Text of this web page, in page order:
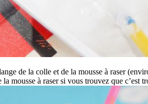
de la colle et de la mousse à raser
la mousse à raser si vous trouvez que c’est